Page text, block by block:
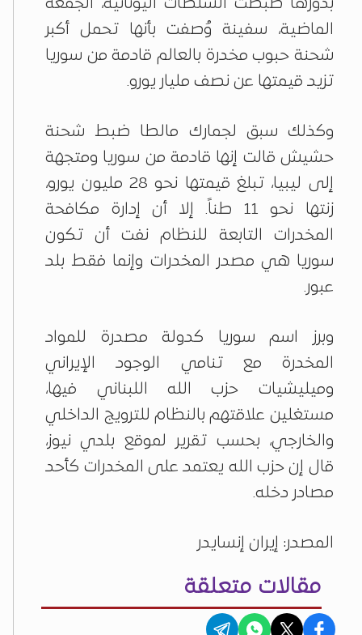
بدورها ضبطت السلطات اليونانية، الجمعة
الماضية، سفينة وُصفت بأنها تحمل أكبر
شحنة حبوب مخدرة بالعالم قادمة من سوريا
تزيد قيمتها عن نصف مليار يورو.
وكذلك سبق لجمارك مالطا ضبط شحنة
حشيش قالت إنها قادمة من سوريا ومتجهة
إلى ليبيا، تبلغ قيمتها نحو 28 مليون يورو،
زنتها نحو 11 طناً. إلا أن إدارة مكافحة
المخدرات التابعة للنظام نفت أن تكون
سوريا هي مصدر المخدرات وإنما فقط بلد
عبور.
وبرز اسم سوريا كدولة مصدرة للمواد
المخدرة مع تنامي الوجود الإيراني
وميليشيات حزب الله اللبناني فيها،
مستغلين علاقتهم بالنظام للترويج الداخلي
والخارجي، بحسب تقرير لموقع بلدي نيوز،
قال إن حزب الله يعتمد على المخدرات كأحد
مصادر دخله.
المصدر: إيران إنسايدر
مقالات متعلقة